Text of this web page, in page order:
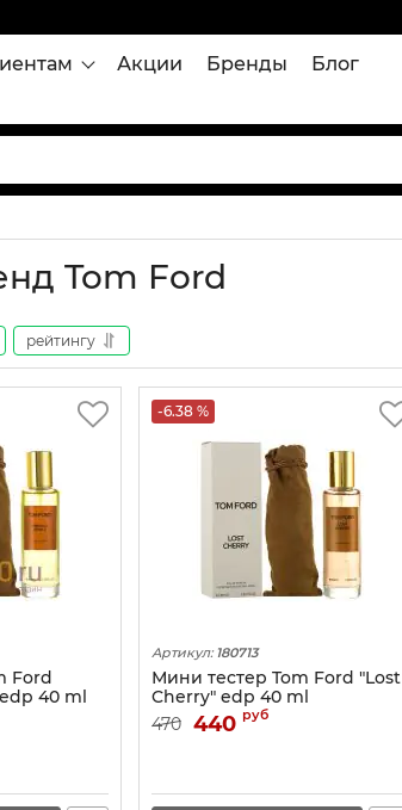
Акции Бренды
Блог
Tom Ford
рейтингу
Ford
40 ml
-6.38 %
Артикул: 180713
Мини тестер Tom Ford "Lost
Cherry" edp 40 ml
470 440 руб